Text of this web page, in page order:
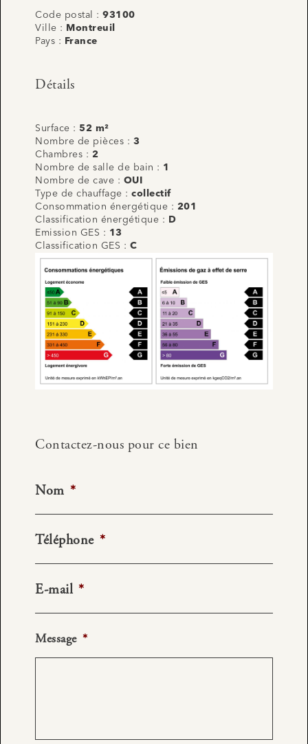
Code postal : 93100
Ville :
Montreuil
Pays :
France
Détails
Surface : 52 m²
Nombre de pièces : 3
Chambres : 2
Nombre de salle de bain : 1
Nombre de cave : OUI
Type de chauffage : collectif
Consommation énergétique : 201
Classification énergétique :
D
Emission GES : 13
Classification GES : C
Contactez-nous pour ce bien
Nom *
Téléphone *
E-mail *
Message *